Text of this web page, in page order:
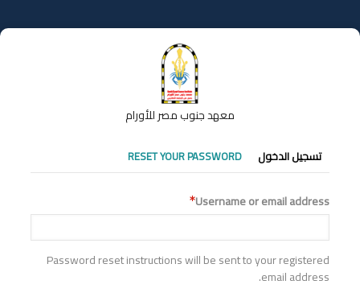
إلى
المحتوى
معهد جنوب مصر للأورام
التبويبات
الأساسية
تسجيل الدخول RESET YOUR PASSWORD
Username or email address
Password reset instructions will be sent to your registered
email address.